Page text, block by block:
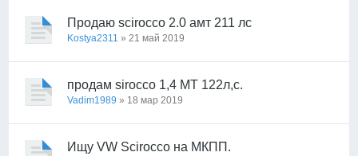
Продаю scirocco 2.0 амт 211 лс
Kostya2311 » 21 май 2019
продам sirocco 1,4 МТ 122л,с.
Vadim1989 » 18 мар 2019
Ищу VW Scirocco на МКПП.